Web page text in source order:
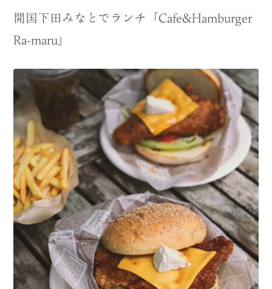
開国下田みなとでランチ「Cafe&Hamburger
Ra-maru」